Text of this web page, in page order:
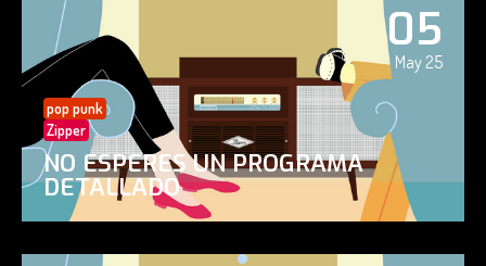
05
May 25
pop punk
Zipper
NO ESPERES UN PROGRAMA
DETALLADO